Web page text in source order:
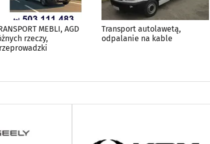
MEBLI, AGD
rzeczy,
Transport autolawetą,
odpalanie na kable